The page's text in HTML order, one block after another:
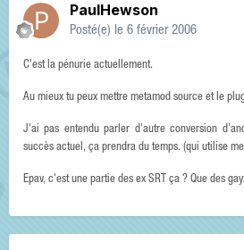
PaulHewson
Posté(e) le 6 février 2006
C'est la pénurie actuellement.
Au mieux tu peux mettre metamod source et le
J'ai pas entendu parler d'autre conversion
succès actuel, ça prendra du temps. (qui utilise
Epav, c'est une partie des ex SRT ça ? Que des